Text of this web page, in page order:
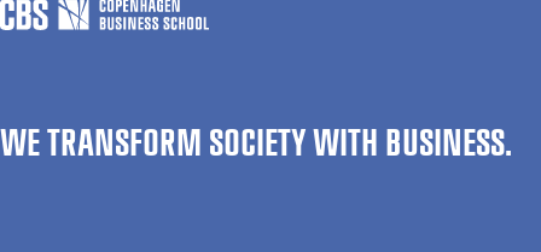
WE TRANSFORM SOCIETY WITH BUSINESS.